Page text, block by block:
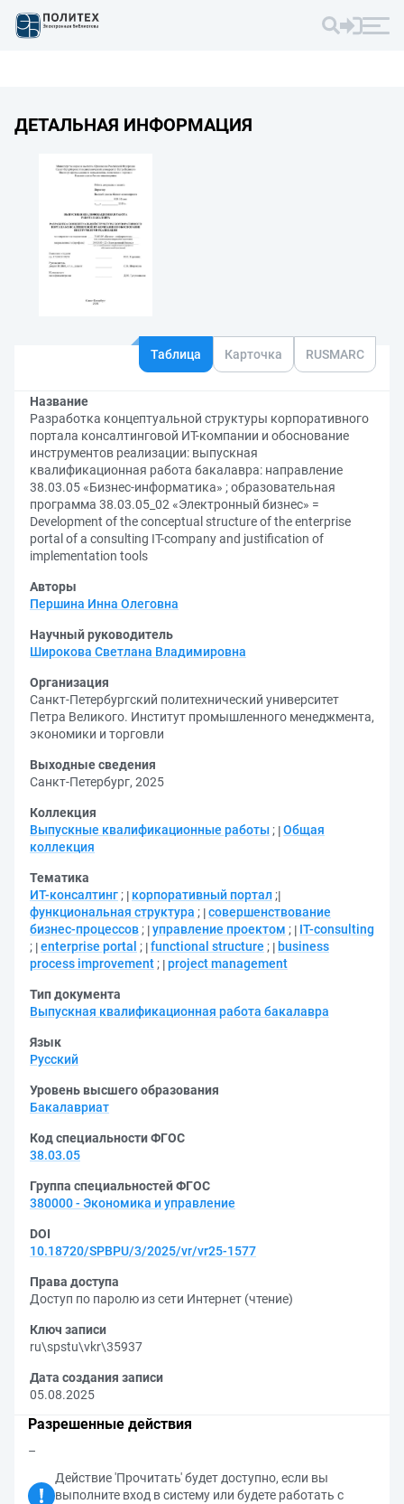
ДЕТАЛЬНАЯ ИНФОРМАЦИЯ
Таблица Карточка RUSMARC
Название
Разработка концептуальной структуры корпоративного
портала консалтинговой ИТ-компании и обоснование
инструментов реализации: выпускная
квалификационная работа бакалавра: направление
38.03.05 «Бизнес-информатика» ; образовательная
программа 38.03.05_02 «Электронный бизнес» =
Development of the conceptual structure of the enterprise
portal of a consulting IT-company and justification of
implementation tools
Авторы
Першина Инна Олеговна
Научный руководитель
Широкова Светлана Владимировна
Организация
Санкт-Петербургский политехнический университет
Петра Великого. Институт промышленного менеджмента,
экономики и торговли
Выходные сведения
Санкт-Петербург, 2025
Коллекция
Выпускные квалификационные работы ; Общая
коллекция
Тематика
ИТ-консалтинг ; корпоративный портал ;
функциональная структура ; совершенствование
бизнес-процессов ; управление проектом ;
IT-consulting
; enterprise portal ; functional structure ;
business
process improvement ; project management
Тип документа
Выпускная квалификационная работа бакалавра
Язык
Русский
Уровень высшего образования
Бакалавриат
Код специальности ФГОС
38.03.05
Группа специальностей ФГОС
380000 - Экономика и управление
DOI
10.18720/SPBPU/3/2025/vr/vr25-1577
Права доступа
Доступ по паролю из сети Интернет (чтение)
Ключ записи
ru\spstu\vkr\35937
Дата создания записи
05.08.2025
Разрешенные действия
–
Действие 'Прочитать' будет доступно, если вы
выполните вход в систему или будете работать с